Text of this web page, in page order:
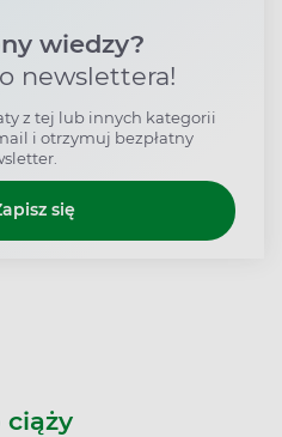
wiedzy?
newslettera!
z tej lub innych kategorii
i otrzymuj bezpłatny
się
ciąży